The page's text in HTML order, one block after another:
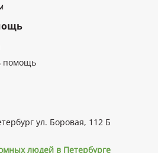
помощь
ул. Боровая, 112 Б
людей в Петербурге